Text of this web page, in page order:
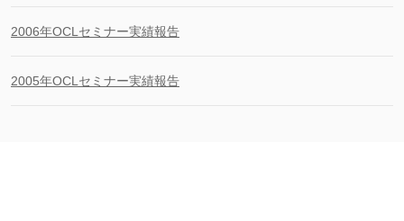
2006年OCLセミナー実績報告
2005年OCLセミナー実績報告